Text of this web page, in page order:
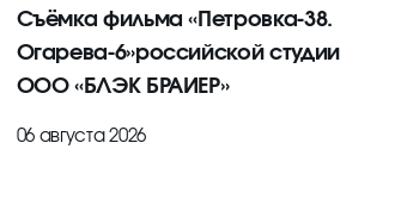
Съёмка фильма «Петровка-38.
Огарева-6»российской студии
ООО «БЛЭК БРАИЕР»
06 августа 2026